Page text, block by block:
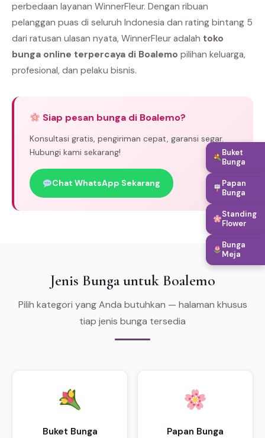
perbedaan layanan WinnerFleur. Dengan ribuan
pelanggan puas di seluruh Indonesia dan rating bintang 5
dari ratusan ulasan nyata, WinnerFleur adalah toko
bunga online terpercaya di Boalemo pilihan keluarga,
profesional, dan pelaku bisnis.
Siap pesan bunga di Boalemo?
Konsultasi gratis, pengiriman cepat, garansi segar.
Hubungi kami sekarang!
Chat WhatsApp Sekarang
Jenis Bunga untuk Boalemo
Pilih kategori yang Anda butuhkan — halaman khusus
tiap jenis bunga tersedia
Buket Bunga Papan Bunga
Buket
Bunga
Papan
Bunga
Standing
Flower
Bunga
Meja